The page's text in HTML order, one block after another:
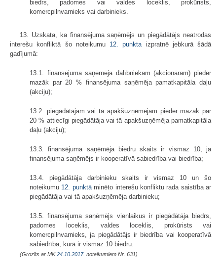
biedrs, padomes vai valdes loceklis, prokūrists,
komercpilnvarnieks vai darbinieks.
13. Uzskata, ka finansējuma saņēmējs un piegādātājs neatrodas
interešu konfliktā šo noteikumu 12. punkta izpratnē jebkurā šādā
gadījumā:
13.1. finansējuma saņēmēja dalībniekam (akcionāram) pieder
mazāk par 20 % finansējuma saņēmēja pamatkapitāla daļu
(akciju);
13.2. piegādātājam vai tā apakšuzņēmējam pieder mazāk par
20 % attiecīgi piegādātāja vai tā apakšuzņēmēja pamatkapitāla
daļu (akciju);
13.3. finansējuma saņēmēja biedru skaits ir vismaz 10, ja
finansējuma saņēmējs ir kooperatīvā sabiedrība vai biedrība;
13.4. piegādātāja darbinieku skaits ir vismaz 10 un šo
noteikumu 12. punktāminēto interešu konfliktu rada saistība ar
piegādātāja vai tā apakšuzņēmēja darbinieku;
13.5. finansējuma saņēmējs vienlaikus ir piegādātāja biedrs,
padomes loceklis, valdes loceklis, prokūrists vai
komercpilnvarnieks, ja piegādātājs ir biedrība vai kooperatīvā
sabiedrība, kurā ir vismaz 10 biedru.
(Grozīts ar MK24.10.2017. noteikumiem Nr. 631)